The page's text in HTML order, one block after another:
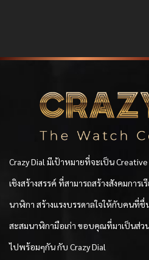
Crazy Dial มีเป้าหมายที่จะเป็น
เชิงสร้างสรรค์ ที่สามารถสร้างสังคมการ
นาฬิกา สร้างแรงบรรดาลใจให้กับคนที่
สะสมนาฬิกามือเก่า ขอบคุณที่มาเป็นส่
ไปพร้อมๆกัน กับ Crazy Dial